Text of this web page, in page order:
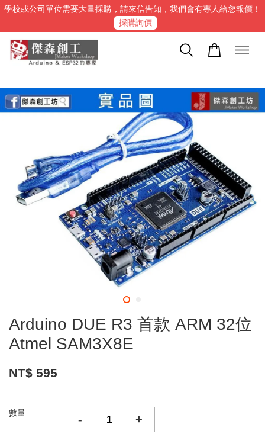
學校或公司單位需要大量採購，請來信告知，我們會有專人給您報價！
採購詢價
Arduino DUE R3 首款 ARM 32位
Atmel SAM3X8E
NT$ 595
數量 - +